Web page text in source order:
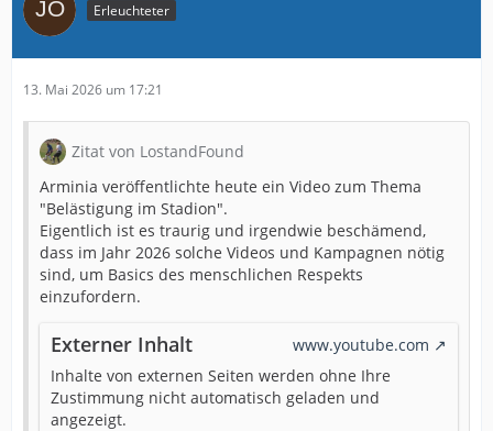
Erleuchteter
13. Mai 2026 um 17:21
Zitat von LostandFound
Arminia veröffentlichte heute ein Video zum Thema
"Belästigung im Stadion".
Eigentlich ist es traurig und irgendwie beschämend,
dass im Jahr 2026 solche Videos und Kampagnen nötig
sind, um Basics des menschlichen Respekts
einzufordern.
Externer Inhalt
www.youtube.com
Inhalte von externen Seiten werden ohne Ihre
Zustimmung nicht automatisch geladen und
angezeigt.